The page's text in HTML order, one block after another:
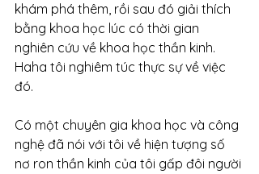
khám phá thêm, rồi sau đó giải thích
bằng khoa học lúc có thời gian
nghiên cứu về khoa học thần kinh.
Haha tôi nghiêm túc thực sự về việc
đó.
Có một chuyên gia khoa học và công
nghệ đã nói với tôi về hiện tượng số
nơ ron thần kinh của tôi gấp đôi người